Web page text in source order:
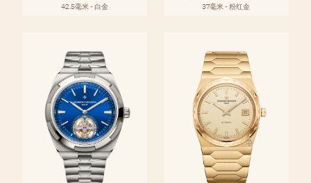
42.5毫米 - 白金 37毫米 - 粉红金